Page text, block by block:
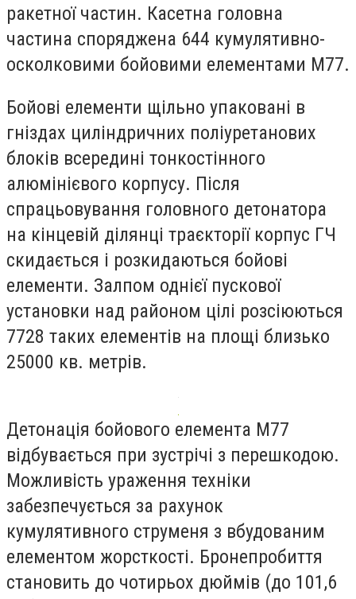
ракетної частин. Касетна головна
частина споряджена 644 кумулятивно-
осколковими бойовими елементами М77.
Бойові елементи щільно упаковані в
гніздах циліндричних поліуретанових
блоків всередині тонкостінного
алюмінієвого корпусу. Після
спрацьовування головного детонатора
на кінцевій ділянці траєкторії корпус ГЧ
скидається і розкидаються бойові
елементи. Залпом однієї пускової
установки над районом цілі розсіюються
7728 таких елементів на площі близько
25000 кв. метрів.
Детонація бойового елемента М77
відбувається при зустрічі з перешкодою.
Можливість ураження техніки
забезпечується за рахунок
кумулятивного струменя з вбудованим
елементом жорсткості. Бронепробиття
становить до чотирьох дюймів (до 101,6